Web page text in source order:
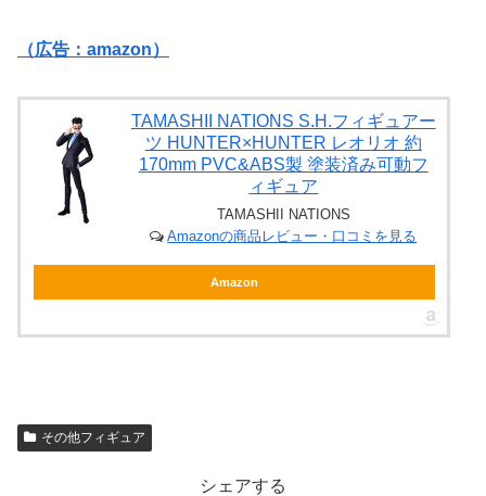
（広告：amazon）
TAMASHII NATIONS S.H.フィギュアー
ツ HUNTER×HUNTER レオリオ 約
170mm PVC&ABS製 塗装済み可動フ
ィギュア
TAMASHII NATIONS
Amazonの商品レビュー・口コミを見る
Amazon
その他フィギュア
シェアする